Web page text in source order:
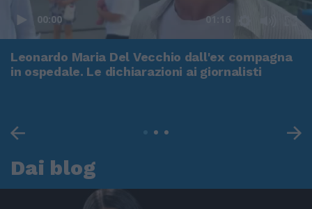
00:00 01:16
Leonardo Maria Del Vecchio dall'ex compagna
in ospedale. Le dichiarazioni ai giornalisti
Dai blog